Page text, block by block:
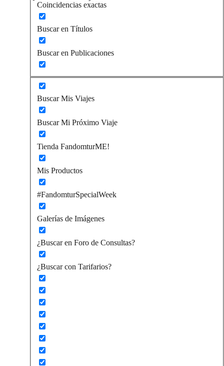
Coincidencias exactas
Buscar en Títulos
Buscar en Publicaciones
Buscar Mis Viajes
Buscar Mi Próximo Viaje
Tienda FandomturME!
Mis Productos
#FandomturSpecialWeek
Galerías de Imágenes
¿Buscar en Foro de Consultas?
¿Buscar con Tarifarios?